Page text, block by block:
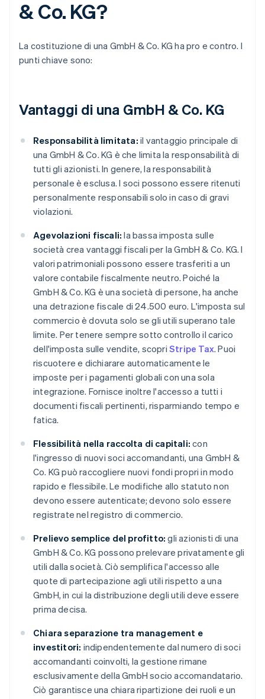
& Co. KG?
La costituzione di una GmbH & Co. KG ha pro e contro. I
punti chiave sono:
Vantaggi di una GmbH & Co. KG
Responsabilità limitata: il vantaggio principale di
una GmbH & Co. KG è che limita la responsabilità di
tutti gli azionisti. In genere, la responsabilità
personale è esclusa. I soci possono essere ritenuti
personalmente responsabili solo in caso di gravi
violazioni.
Agevolazioni fiscali: la bassa imposta sulle
società crea vantaggi fiscali per la GmbH & Co. KG. I
valori patrimoniali possono essere trasferiti a un
valore contabile fiscalmente neutro. Poiché la
GmbH & Co. KG è una società di persone, ha anche
una detrazione fiscale di 24.500 euro. L'imposta sul
commercio è dovuta solo se gli utili superano tale
limite. Per tenere sempre sotto controllo il carico
dell'imposta sulle vendite, scopri Stripe Tax. Puoi
riscuotere e dichiarare automaticamente le
imposte per i pagamenti globali con una sola
integrazione. Fornisce inoltre l'accesso a tutti i
documenti fiscali pertinenti, risparmiando tempo e
fatica.
Flessibilità nella raccolta di capitali: con
l'ingresso di nuovi soci accomandanti, una GmbH &
Co. KG può raccogliere nuovi fondi propri in modo
rapido e flessibile. Le modifiche allo statuto non
devono essere autenticate; devono solo essere
registrate nel registro di commercio.
Prelievo semplice del profitto: gli azionisti di una
GmbH & Co. KG possono prelevare privatamente gli
utili dalla società. Ciò semplifica l'accesso alle
quote di partecipazione agli utili rispetto a una
GmbH, in cui la distribuzione degli utili deve essere
prima decisa.
Chiara separazione tra management e
investitori: indipendentemente dal numero di soci
accomandanti coinvolti, la gestione rimane
esclusivamente della GmbH socio accomandatario.
Ciò garantisce una chiara ripartizione dei ruoli e un